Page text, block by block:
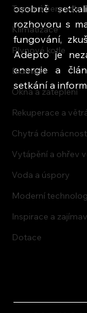
Tepelná čerpadla
Klimatizace
Plynové kotle
Biomasa
Okna a zateplení
Rekuperace a
Chytrá
Vytápění a ohřev
Voda a úspory
Moderní
Inspirace a
Dotace
osobně
rozhovoru s
fungování,
Adepto je
energie a
setkání a